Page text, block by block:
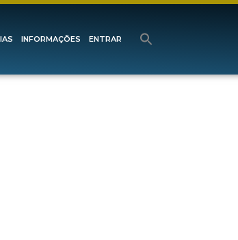
INFORMAÇÕES ENTRAR